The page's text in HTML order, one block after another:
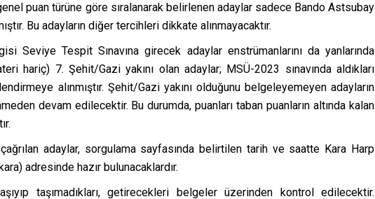
puan türüne göre sıralanarak belirlenen adaylar sadece Bando Astsubay
Bu adayların diğer tercihleri dikkate alınmayacaktır.
Seviye Tespit Sınavına girecek adaylar enstrümanlarını da yanlarında
hariç) 7. Şehit/Gazi yakını olan adaylar; MSÜ-2023 sınavında aldıkları
alınmıştır. Şehit/Gazi yakını olduğunu belgeleyemeyen adayların
devam edilecektir. Bu durumda, puanları taban puanların altında kalan
adaylar, sorgulama sayfasında belirtilen tarih ve saatte Kara Harp
adresinde hazır bulunacaklardır.
taşımadıkları, getirecekleri belgeler üzerinden kontrol edilecektir.